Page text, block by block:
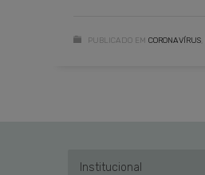
PUBLICADO EM CORONAVÍRUS
Institucional